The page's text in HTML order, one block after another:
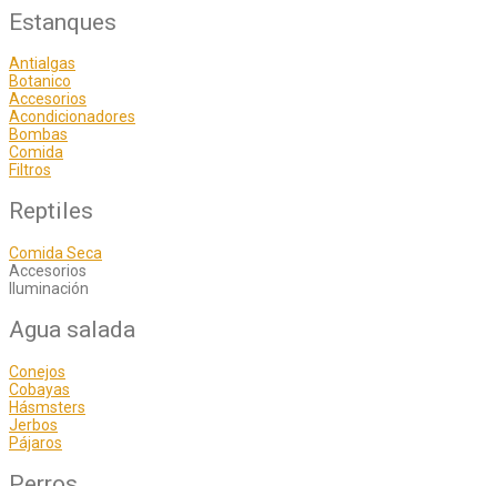
Estanques
Antialgas
Botanico
Accesorios
Acondicionadores
Bombas
Comida
Filtros
Reptiles
Comida Seca
Accesorios
Iluminación
Agua salada
Conejos
Cobayas
Hásmsters
Jerbos
Pájaros